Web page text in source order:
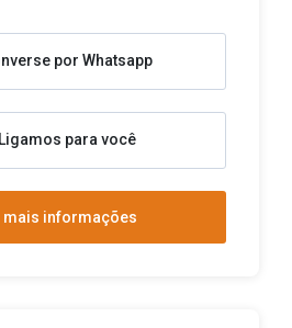
por Whatsapp
Ligamos para você
mais informações